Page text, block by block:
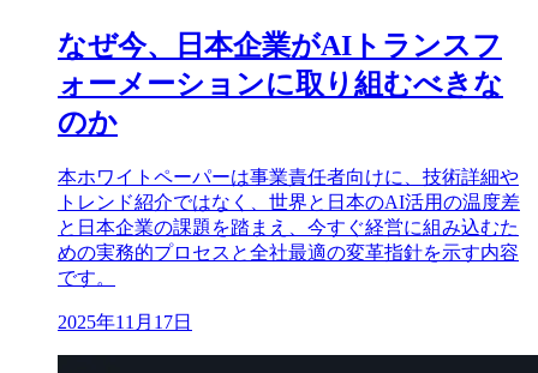
なぜ今、日本企業がAIトランスフ
ォーメーションに取り組むべきな
のか
本ホワイトペーパーは事業責任者向けに、技術詳細や
トレンド紹介ではなく、世界と日本のAI活用の温度差
と日本企業の課題を踏まえ、今すぐ経営に組み込むた
めの実務的プロセスと全社最適の変革指針を示す内容
です。
2025年11月17日